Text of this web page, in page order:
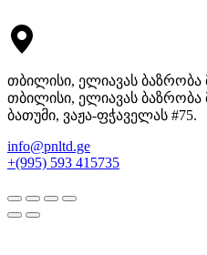
თბილისი, ელიავას ბაზრობა
თბილისი, ელიავას ბაზრობა
ბათუმი, ვაჟა-ფჭაველას #75.
info@pnltd.ge
+(995) 593 415735